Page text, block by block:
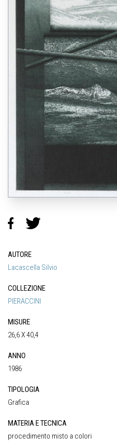
AUTORE
Lacascella Silvio
COLLEZIONE
PIERACCINI
MISURE
26,6 X 40,4
ANNO
1986
TIPOLOGIA
Grafica
MATERIA E TECNICA
procedimento misto a colori